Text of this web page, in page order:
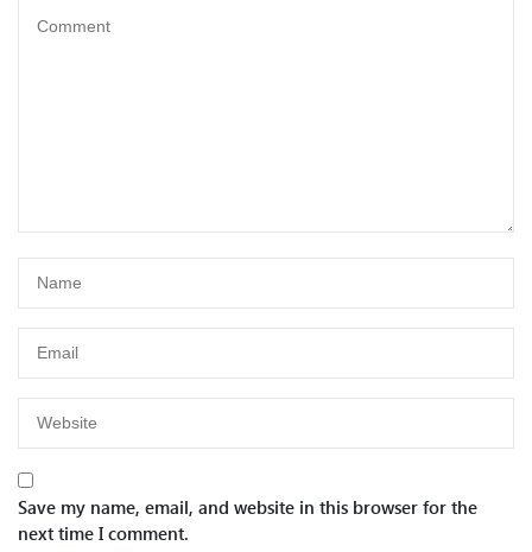
Save my name, email, and website in this browser for the
next time I comment.